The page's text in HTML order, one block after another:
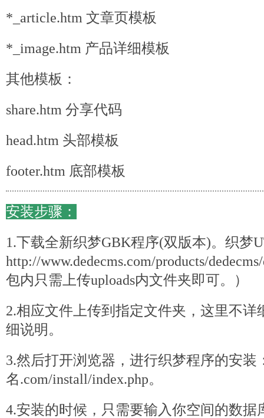
*_article.htm 文章页模板
*_image.htm 产品详细模板
其他模板：
share.htm 分享代码
head.htm 头部模板
footer.htm 底部模板
安装步骤：
1.下载全新织梦GBK程序(双版本)。织梦
http://www.dedecms.com/products/dede
包内只需上传uploads内文件夹即可。）
2.相应文件上传到指定文件夹，这里不详
细说明。
3.然后打开浏览器，进行织梦程序的安装
名.com/install/index.php。
4.安装的时候，只需要输入你空间的数据